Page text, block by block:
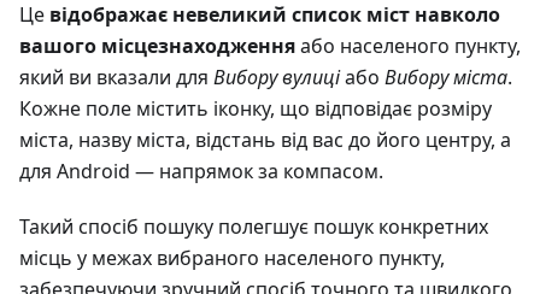
Це відображає невеликий список міст навколо
вашого місцезнаходженняабо населеного пункту,
який ви вказали для Вибору вулиціабо Вибору міста.
Кожне поле містить іконку, що відповідає розміру
міста, назву міста, відстань від вас до його центру, а
для Android — напрямок за компасом.
Такий спосіб пошуку полегшує пошук конкретних
місць у межах вибраного населеного пункту,